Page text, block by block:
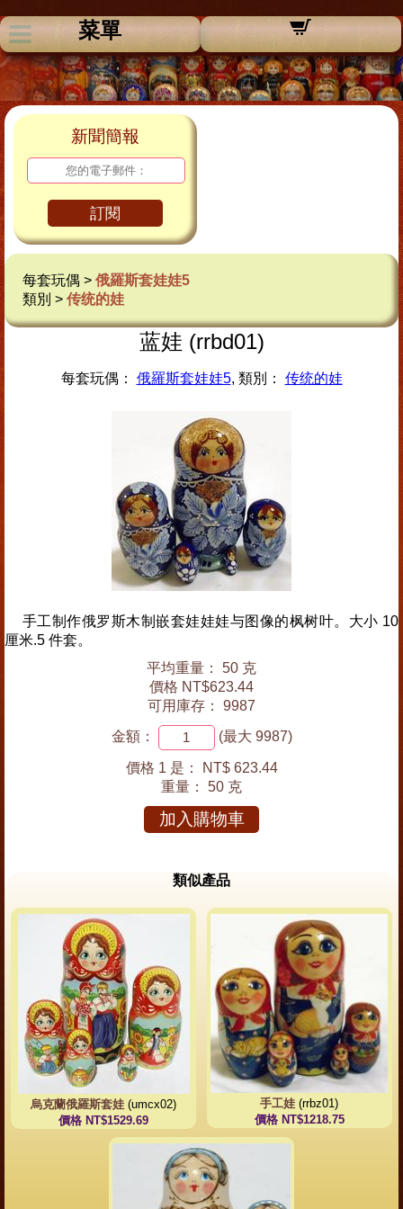
菜單
新聞簡報
訂閱
每套玩偶 > 俄羅斯套娃娃5
類別 > 传统的娃
蓝娃 (rrbd01)
每套玩偶： 俄羅斯套娃娃5, 類別： 传统的娃
手工制作俄罗斯木制嵌套娃娃娃与图像的枫树叶。大小 10
厘米.5 件套。
平均重量： 50 克
價格 NT$623.44
可用庫存： 9987
金額： (最大 9987)
價格 1 是：
NT$ 623.44
重量： 50 克
加入購物車
類似產品
烏克蘭俄羅斯套娃 (umcx02)
價格 NT$1529.69
手工娃 (rrbz01)
價格 NT$1218.75